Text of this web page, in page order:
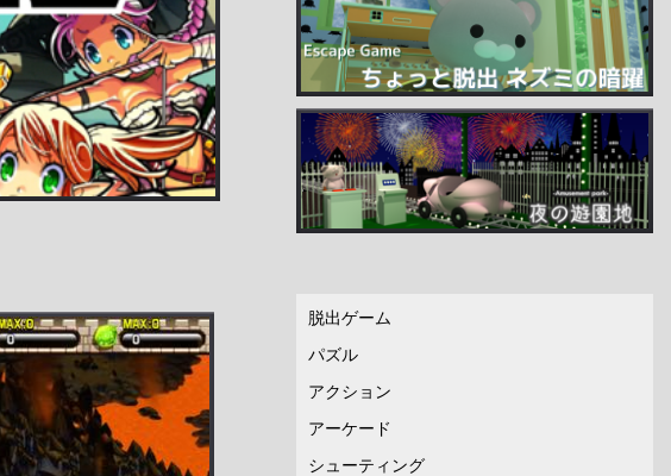
脱出ゲーム
パズル
アクション
アーケード
シューティング